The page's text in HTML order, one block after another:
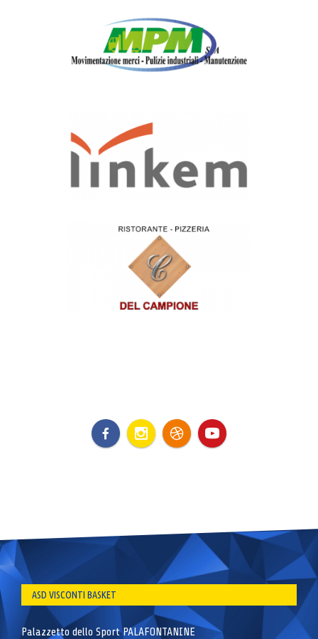
ASD VISCONTI BASKET
Palazzetto dello Sport PALAFONTANINE